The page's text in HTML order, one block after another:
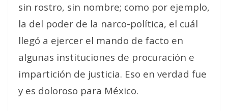
sin rostro, sin nombre; como por ejemplo,
la del poder de la narco-política, el cuál
llegó a ejercer el mando de facto en
algunas instituciones de procuración e
impartición de justicia. Eso en verdad fue
y es doloroso para México.